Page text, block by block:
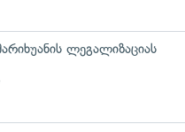
ლეგალიზაციას